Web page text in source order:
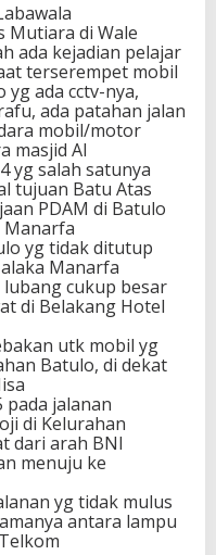
Mutiara di Wale
ada kejadian pelajar
terserempet mobil
ada cctv-nya,
ada patahan jalan
mobil/motor
masjid Al
yg salah satunya
tujuan Batu Atas
PDAM di Batulo
Manarfa
yg tidak ditutup
Manarfa
lubang cukup besar
di Belakang Hotel
utk mobil yg
Batulo, di dekat
pada jalanan
di Kelurahan
dari arah BNI
menuju ke
yg tidak mulus
antara lampu